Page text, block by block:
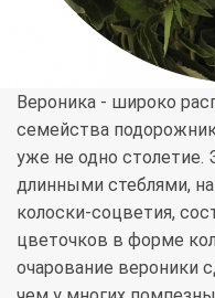
Вероника - широко
семейства
уже не одно столетие.
длинными стеблями,
колоски-соцветия,
цветочков в форме
очарование вероники